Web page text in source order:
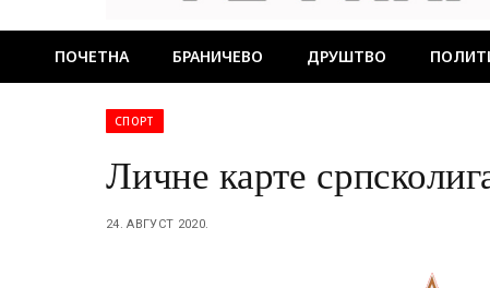
ПОЧЕТНА БРАНИЧЕВО ДРУШТВО
СПОРТ
Личне карте
24. АВГУСТ 2020.